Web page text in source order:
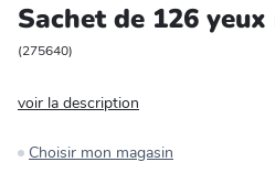
Bricolage et auto
Sachet de 126
(275640)
voir la description
Choisir mon magasin